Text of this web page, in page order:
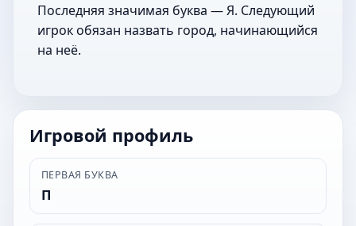
Последняя значимая буква — Я. Следующий
игрок обязан назвать город, начинающийся
на неё.
Игровой профиль
ПЕРВАЯ БУКВА
П